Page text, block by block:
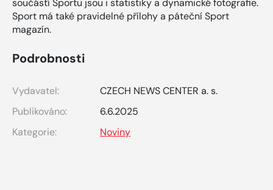
součástí Sportu jsou i statistiky a dynamické fotografie.
Sport má také pravidelné přílohy a páteční Sport
magazín.
Podrobnosti
Vydavatel:
CZECH NEWS CENTER a. s.
Publikováno:
6.6.2025
Kategorie:
Noviny